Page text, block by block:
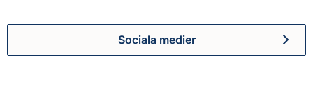
Myndigheten för civilt
Sociala medier